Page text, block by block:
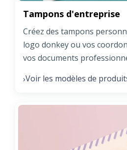
Tampons d'entreprise
Créez des tampons
logo donkey ou vos
vos documents
›Voir les modèles de